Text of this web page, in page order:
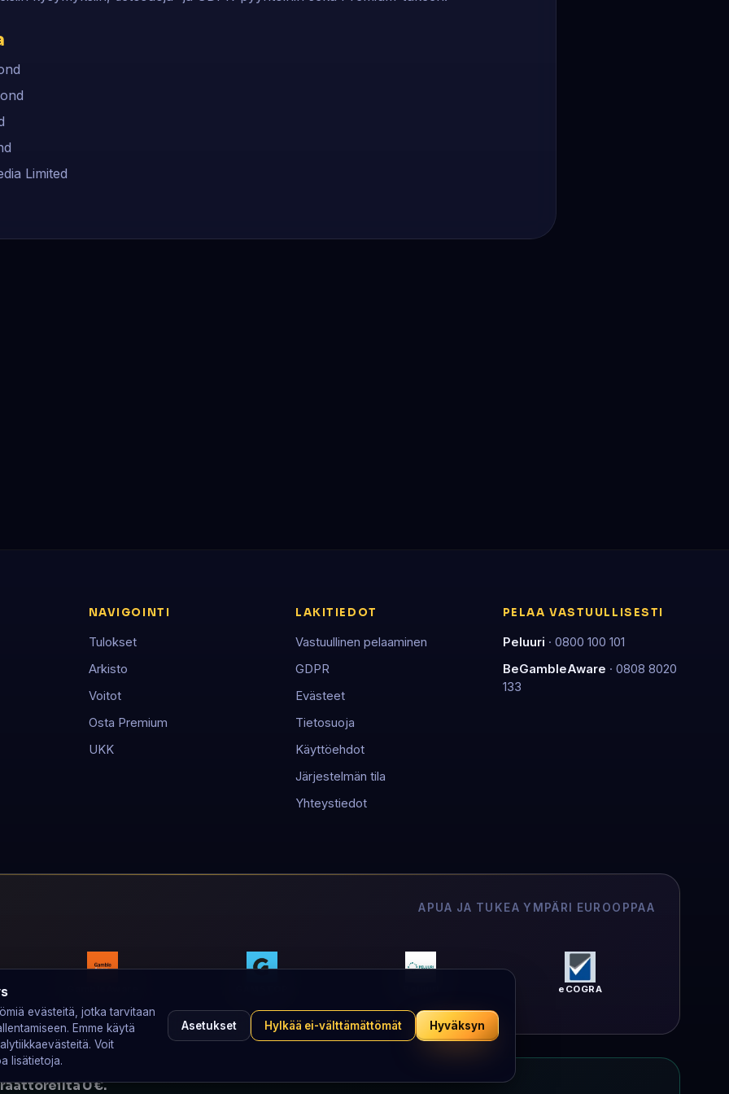
Limited
NAVIGOINTI
Tulokset
Arkisto
Voitot
Osta Premium
UKK
LAKITIEDOT
Vastuullinen pelaaminen
GDPR
Evästeet
Tietosuoja
Käyttöehdot
Järjestelmän tila
Yhteystiedot
PELAA VASTUULLISESTI
Peluuri · 0800 100 101
BeGambleAware · 0808 8020
133
APUA JA TUKEA YMPÄRI EUROOPPAA
eCOGRA
0 €.
evästeitä, jotka tarvitaan
Emme käytä
Voit
lisätietoja.
Asetukset Hylkää ei-välttämättömät Hyväksyn